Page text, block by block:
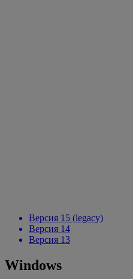
Версия 15 (legacy)
Версия 14
Версия 13
Windows